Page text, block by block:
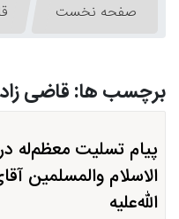
صفحه نخست
برچسب ها: قاضی زاده
پیام تسلیت معظم‌له
الاسلام والمسلمین
الله‌علیه